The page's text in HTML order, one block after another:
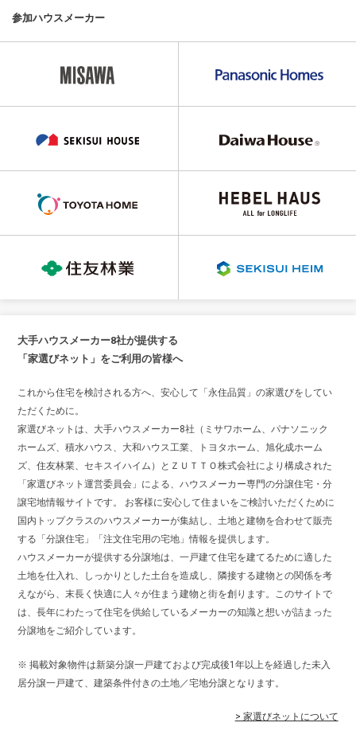
参加ハウスメーカー
大手ハウスメーカー8社が提供する
「家選びネット」をご利用の皆様へ
これから住宅を検討される方へ、安心して「永住品質」の家選びをしてい
ただくために。
家選びネットは、大手ハウスメーカー8社（ミサワホーム、パナソニック
ホームズ、積水ハウス、大和ハウス工業、トヨタホーム、旭化成ホーム
ズ、住友林業、セキスイハイム）とＺＵＴＴＯ株式会社により構成された
「家選びネット運営委員会」による、ハウスメーカー専門の分譲住宅・分
譲宅地情報サイトです。 お客様に安心して住まいをご検討いただくために
国内トップクラスのハウスメーカーが集結し、土地と建物を合わせて販売
する「分譲住宅」「注文住宅用の宅地」情報を提供します。
ハウスメーカーが提供する分譲地は、一戸建て住宅を建てるために適した
土地を仕入れ、しっかりとした土台を造成し、隣接する建物との関係を考
えながら、末長く快適に人々が住まう建物と街を創ります。このサイトで
は、長年にわたって住宅を供給しているメーカーの知識と想いが詰まった
分譲地をご紹介しています。
※ 掲載対象物件は新築分譲一戸建ておよび完成後1年以上を経過した未入
居分譲一戸建て、建築条件付きの土地／宅地分譲となります。
> 家選びネットについて